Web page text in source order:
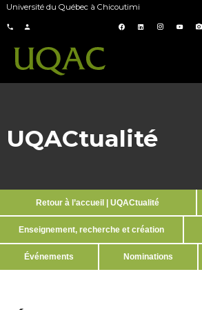
Université du Québec à Chicoutimi
UQACtualité
Retour à l’accueil | UQACtualité
Enseignement, recherche et création
Événements Nominations